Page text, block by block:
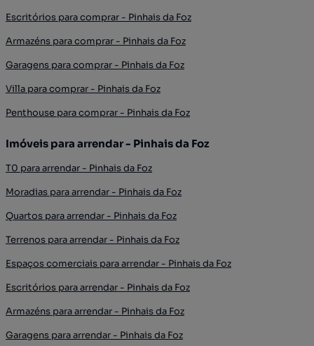
Escritórios para comprar - Pinhais da Foz
Armazéns para comprar - Pinhais da Foz
Garagens para comprar - Pinhais da Foz
Villa para comprar - Pinhais da Foz
Penthouse para comprar - Pinhais da Foz
Imóveis para arrendar - Pinhais da Foz
T0 para arrendar - Pinhais da Foz
Moradias para arrendar - Pinhais da Foz
Quartos para arrendar - Pinhais da Foz
Terrenos para arrendar - Pinhais da Foz
Espaços comerciais para arrendar - Pinhais da Foz
Escritórios para arrendar - Pinhais da Foz
Armazéns para arrendar - Pinhais da Foz
Garagens para arrendar - Pinhais da Foz